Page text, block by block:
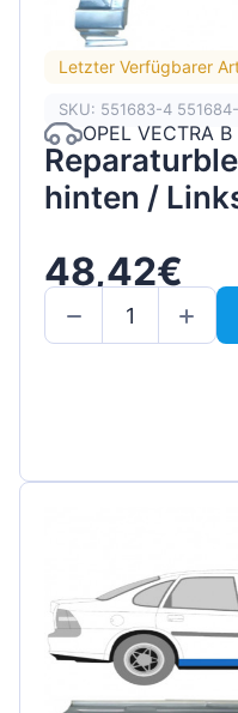
Letzter Verfügbarer
SKU: 551683-4
OPEL VECTRA
hinten /
48,42€